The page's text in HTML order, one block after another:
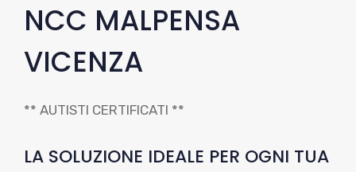
NCC MALPENSA
VICENZA
** AUTISTI CERTIFICATI **
LA SOLUZIONE IDEALE PER OGNI TUA